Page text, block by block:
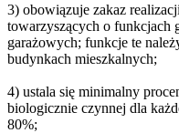
3) obowiązuje zakaz
towarzyszących o funkcjach
garażowych; funkcje te
budynkach mieszkalnych;
4) ustala się minimalny
biologicznie czynnej dla
80%;